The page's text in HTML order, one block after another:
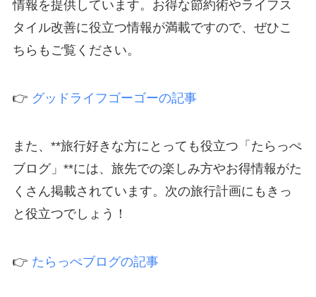
情報を提供しています。お得な節約術やライフス
タイル改善に役立つ情報が満載ですので、ぜひこ
ちらもご覧ください。
👉 グッドライフゴーゴーの記事
また、**旅行好きな方にとっても役立つ「たらっぺ
ブログ」**には、旅先での楽しみ方やお得情報がた
くさん掲載されています。次の旅行計画にもきっ
と役立つでしょう！
👉 たらっぺブログの記事